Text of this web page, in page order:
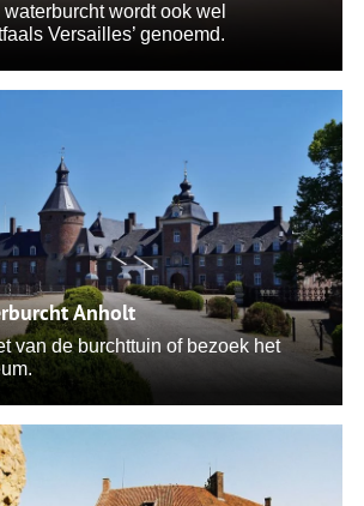
waterburcht wordt ook wel
Versailles’ genoemd.
Anholt
van de burchttuin of bezoek het